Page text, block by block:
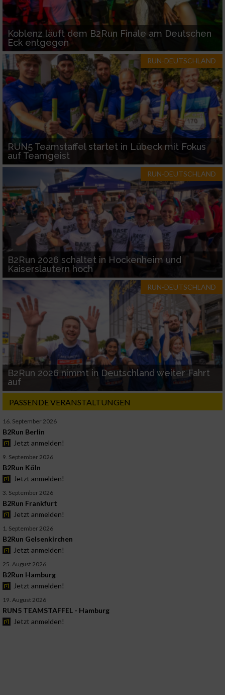
Koblenz läuft dem B2Run Finale am Deutschen
Eck entgegen
RUN-DEUTSCHLAND
RUN5 Teamstaffel startet in Lübeck mit Fokus
auf Teamgeist
RUN-DEUTSCHLAND
B2Run 2026 schaltet in Hockenheim und
Kaiserslautern hoch
RUN-DEUTSCHLAND
B2Run 2026 nimmt in Deutschland weiter Fahrt
auf
PASSENDE VERANSTALTUNGEN
16. September 2026
B2Run Berlin
Jetzt anmelden!
9. September 2026
B2Run Köln
Jetzt anmelden!
3. September 2026
B2Run Frankfurt
Jetzt anmelden!
1. September 2026
B2Run Gelsenkirchen
Jetzt anmelden!
25. August 2026
B2Run Hamburg
Jetzt anmelden!
19. August 2026
RUN5 TEAMSTAFFEL - Hamburg
Jetzt anmelden!